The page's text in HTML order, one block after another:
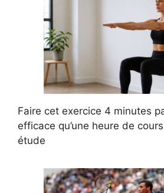
Faire cet exercice 4 minutes
efficace qu’une heure de
étude